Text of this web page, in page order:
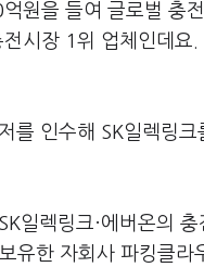
원을 들여 글로벌 충전
시장 1위 업체인데요
를 인수해 SK일렉링크
일렉링크·에버온의 충
유한 자회사 파킹클라